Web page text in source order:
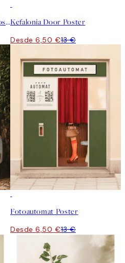
Mediterranean Boat House PosterKefalonia Door Poster
Desde 6,50 €13 €
Fotoautomat Poster
Desde 6,50 €13 €